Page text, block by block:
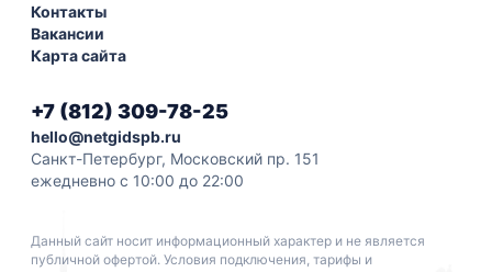
Контакты
Вакансии
Карта сайта
+7 (812) 309-78-25
hello@netgidspb.ru
Санкт-Петербург, Московский пр. 151
ежедневно с 10:00 до 22:00
Данный сайт носит информационный характер и не является
публичной офертой. Условия подключения, тарифы и